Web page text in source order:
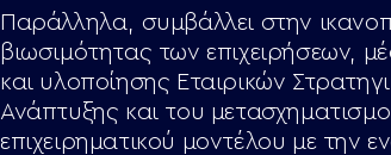
Παράλληλα, συμβάλλει στην
βιωσιμότητας των επιχειρήσεων,
και υλοποίησης Εταιρικών
Ανάπτυξης και του
επιχειρηματικού μοντέλου με την